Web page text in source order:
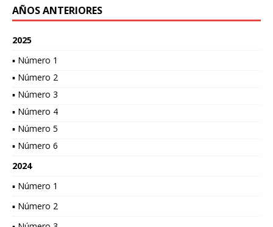
AÑOS ANTERIORES
2025
▪ Número 1
▪ Número 2
▪ Número 3
▪ Número 4
▪ Número 5
▪ Número 6
2024
▪ Número 1
▪ Número 2